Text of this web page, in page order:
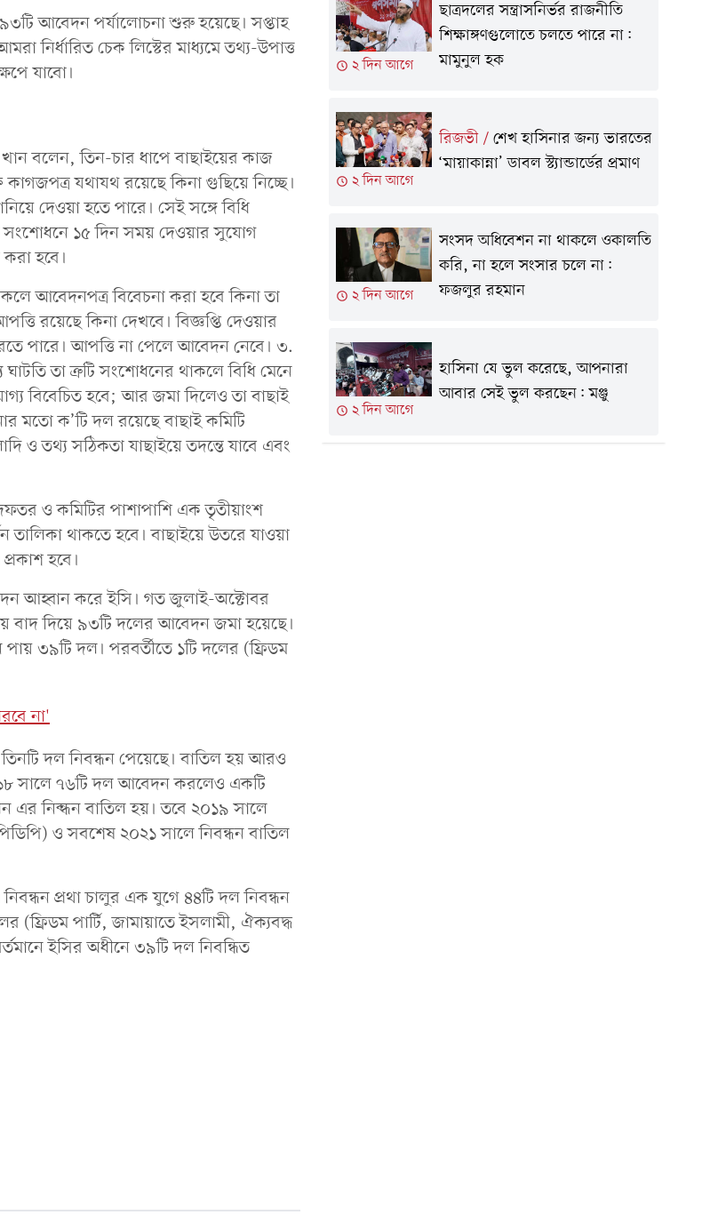
আবেদন পর্যালোচনা শুরু হয়েছে। সপ্তাহ
নির্ধারিত চেক লিস্টের মাধ্যমে তথ্য-উপাত্ত
যাবো।
বলেন, তিন-চার ধাপে বাছাইয়ের কাজ
কাগজপত্র যথাযথ রয়েছে কিনা গুছিয়ে নিচ্ছে।
দেওয়া হতে পারে। সেই সঙ্গে বিধি
সংশোধনে ১৫ দিন সময় দেওয়ার সুযোগ
হবে।
আবেদনপত্র বিবেচনা করা হবে কিনা তা
রয়েছে কিনা দেখবে। বিজ্ঞপ্তি দেওয়ার
পারে। আপত্তি না পেলে আবেদন নেবে। ৩.
তা ত্রুটি সংশোধনের থাকলে বিধি মেনে
বিবেচিত হবে; আর জমা দিলেও তা বাছাই
মতো ক’টি দল রয়েছে বাছাই কমিটি
ও তথ্য সঠিকতা যাছাইয়ে তদন্তে যাবে এবং
ও কমিটির পাশাপাশি এক তৃতীয়াংশ
থাকতে হবে। বাছাইয়ে উতরে যাওয়া
হবে।
আহ্বান করে ইসি। গত জুলাই-অক্টোবর
বাদ দিয়ে ৯৩টি দলের আবেদন জমা হয়েছে।
৩৯টি দল। পরবর্তীতে ১টি দলের (ফ্রিডম
না'
দল নিবন্ধন পেয়েছে। বাতিল হয় আরও
সালে ৭৬টি দল আবেদন করলেও একটি
এর নিব্ন্ধন বাতিল হয়। তবে ২০১৯ সালে
ও সবশেষ ২০২১ সালে নিবন্ধন বাতিল
প্রথা চালুর এক যুগে ৪৪টি দল নিবন্ধন
(ফ্রিডম পার্টি, জামায়াতে ইসলামী, ঐক্যবদ্ধ
ইসির অধীনে ৩৯টি দল নিবন্ধিত
২ দিন আগে
ছাত্রদলের সন্ত্রাসনির্ভর রাজনীতি
শিক্ষাঙ্গণগুলোতে চলতে পারে না:
মামুনুল হক
২ দিন আগে
রিজভী/ শেখ হাসিনার জন্য ভারতের
‘মায়াকান্না’ ডাবল স্ট্যান্ডার্ডের প্রমাণ
২ দিন আগে
সংসদ অধিবেশন না থাকলে ওকালতি
করি, না হলে সংসার চলে না:
ফজলুর রহমান
২ দিন আগে
হাসিনা যে ভুল করেছে, আপনারা
আবার সেই ভুল করছেন: মঞ্জু